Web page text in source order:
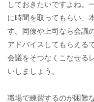
しておきたいですよね。
に時間を取ってもらい、
す。同僚や上司なら会議
アドバイスしてもらえる
会議をそつなくこなせる
いしましょう。
職場で練習するのが困難